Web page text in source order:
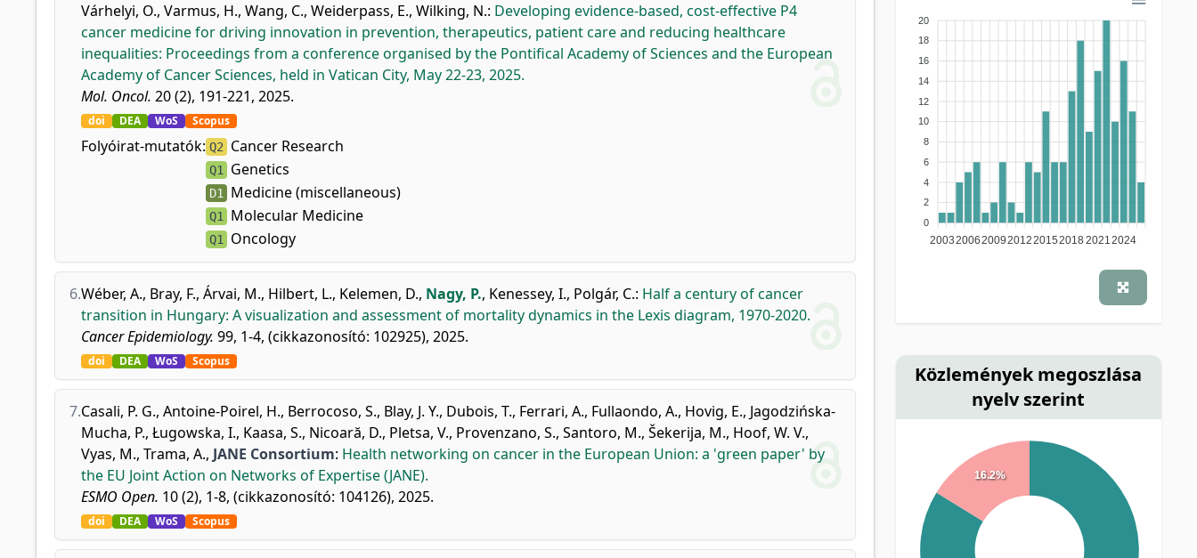
Várhelyi, O., Varmus, H., Wang, C., Weiderpass, E., Wilking, N.: Developing evidence-based, cost-effective P4
cancer medicine for driving innovation in prevention, therapeutics, patient care and reducing healthcare
inequalities: Proceedings from a conference organised by the Pontifical Academy of Sciences and the European
Academy of Cancer Sciences, held in Vatican City, May 22-23, 2025.
Mol. Oncol. 20 (2), 191-221, 2025.
doi DEA WoS Scopus
Folyóirat-mutatók: Q2 Cancer Research
Q1 Genetics
D1 Medicine (miscellaneous)
Q1 Molecular Medicine
Q1 Oncology
6.Wéber, A., Bray, F., Árvai, M., Hilbert, L., Kelemen, D., Nagy, P., Kenessey, I., Polgár, C.: Half a century of cancer
transition in Hungary: A visualization and assessment of mortality dynamics in the Lexis diagram, 1970-2020.
Cancer Epidemiology. 99, 1-4, (cikkazonosító: 102925), 2025.
doi DEA WoS Scopus
7.Casali, P. G., Antoine-Poirel, H., Berrocoso, S., Blay, J. Y., Dubois, T., Ferrari, A., Fullaondo, A., Hovig, E., Jagodzińska-
Mucha, P., Ługowska, I., Kaasa, S., Nicoară, D., Pletsa, V., Provenzano, S., Santoro, M., Šekerija, M., Hoof, W. V.,
Vyas, M., Trama, A., JANE Consortium: Health networking on cancer in the European Union: a 'green paper' by
the EU Joint Action on Networks of Expertise (JANE).
ESMO Open. 10 (2), 1-8, (cikkazonosító: 104126), 2025.
doi DEA WoS Scopus
20
18
16
14
12
10
8
6
4
2
0
200320062009201220152018 20212024
Közlemények megoszlása
nyelv szerint
16.2%